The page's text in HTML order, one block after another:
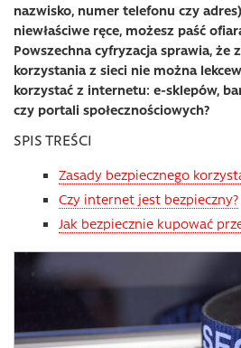
nazwisko, numer telefonu czy
niewłaściwe ręce, możesz paść
Powszechna cyfryzacja sprawia, że
korzystania z sieci nie można
korzystać z internetu: e-sklepów,
czy portali społecznościowych?
SPIS TREŚCI
Zasady bezpiecznego
Czy internet jest bezpieczny?
Jak bezpiecznie kupować